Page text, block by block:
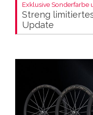
Exklusive Sonderfarbe
Streng
Update